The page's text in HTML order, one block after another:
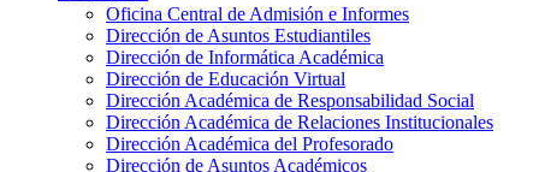
Oficina Central de Admisión e Informes
Dirección de Asuntos Estudiantiles
Dirección de Informática Académica
Dirección de Educación Virtual
Dirección Académica de Responsabilidad Social
Dirección Académica de Relaciones Institucionales
Dirección Académica del Profesorado
Dirección de Asuntos Académicos